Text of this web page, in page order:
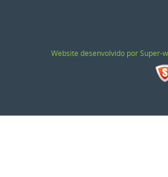
Website desenvolvido por Super-